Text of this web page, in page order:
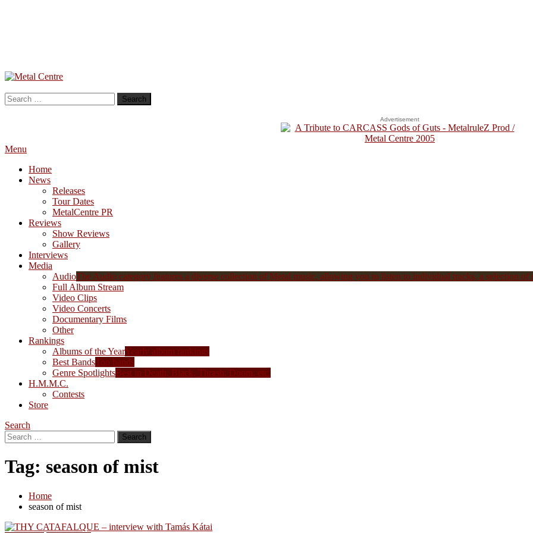
Skip
Content
Metal Centre
Mailorder & Webzine
Search
for:
Advertisement
Menu
Home
News
Releases
Tour Dates
MetalCentre PR
Reviews
Show Reviews
Gallery
Interviews
Media
AudioThe Audio category features a diverse collection of Metal music, allowing you to listen to individual tracks, a selection of
Full Album Stream
Video Clips
Video Concerts
Documentary Films
Other
Rankings
Albums of the YearYearly album rankings
Best BandsTop bands
Genre SpotlightsBest in Death, Black, Thrash, Doom, etc.
H.M.M.C.
Contests
Store
Search
Search
for:
Tag: season of mist
Home
season of mist